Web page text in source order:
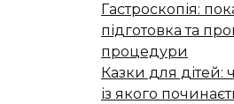
Гастроскопія:
підготовка та
процедури
Казки для дітей:
із якого